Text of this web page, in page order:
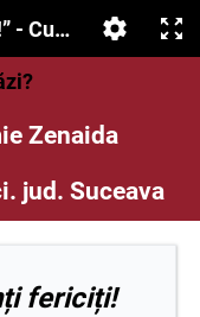
- Cum îți ajuți
Zenaida
jud. Suceava
fericiți!